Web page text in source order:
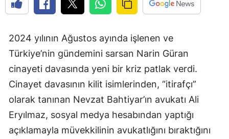
2024 yılının Ağustos ayında işlenen ve
Türkiye’nin gündemini sarsan Narin Güran
cinayeti davasında yeni bir kriz patlak verdi.
Cinayet davasının kilit isimlerinden, “itirafçı”
olarak tanınan Nevzat Bahtiyar’ın avukatı Ali
Eryılmaz, sosyal medya hesabından yaptığı
açıklamayla müvekkilinin avukatlığını bıraktığını